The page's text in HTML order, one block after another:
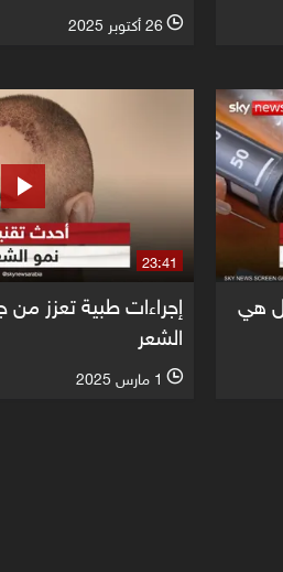
l 26 أكتوبر 2025
هي
23:41
إجراءات طبية تعزز من
الشعر
l 1 مارس 2025